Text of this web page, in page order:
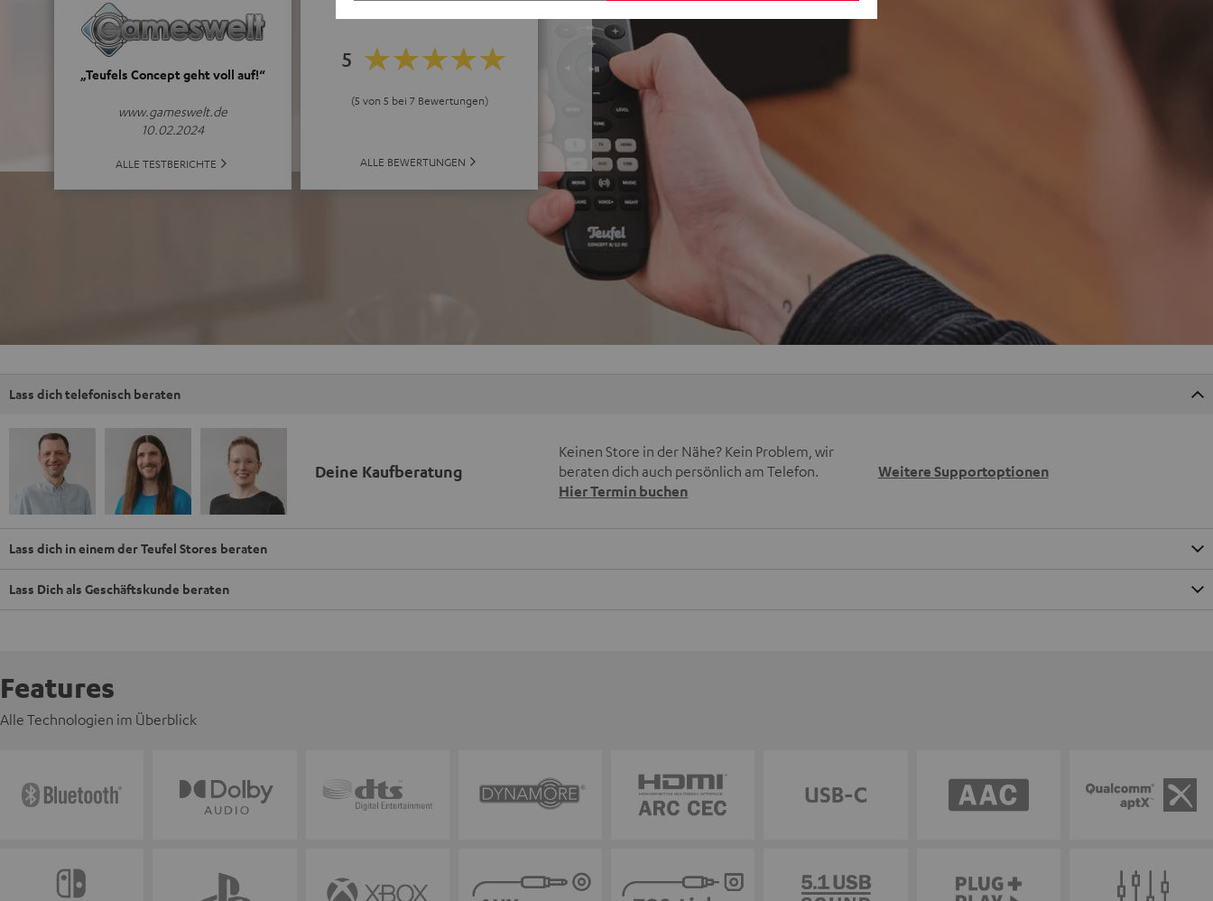
„Teufels Concept geht voll auf!“
www.gameswelt.de
10.02.2024
ALLE TESTBERICHTE
5
(5 von 5 bei 7 Bewertungen)
ALLE BEWERTUNGEN
Lass dich telefonisch beraten
Deine Kaufberatung
Keinen Store in der Nähe? Kein Problem, wir
beraten dich auch persönlich am Telefon.
Hier Termin buchen
Weitere Supportoptionen
Lass dich in einem der Teufel Stores beraten
Lass Dich als Geschäftskunde beraten
Features
Alle Technologien im Überblick